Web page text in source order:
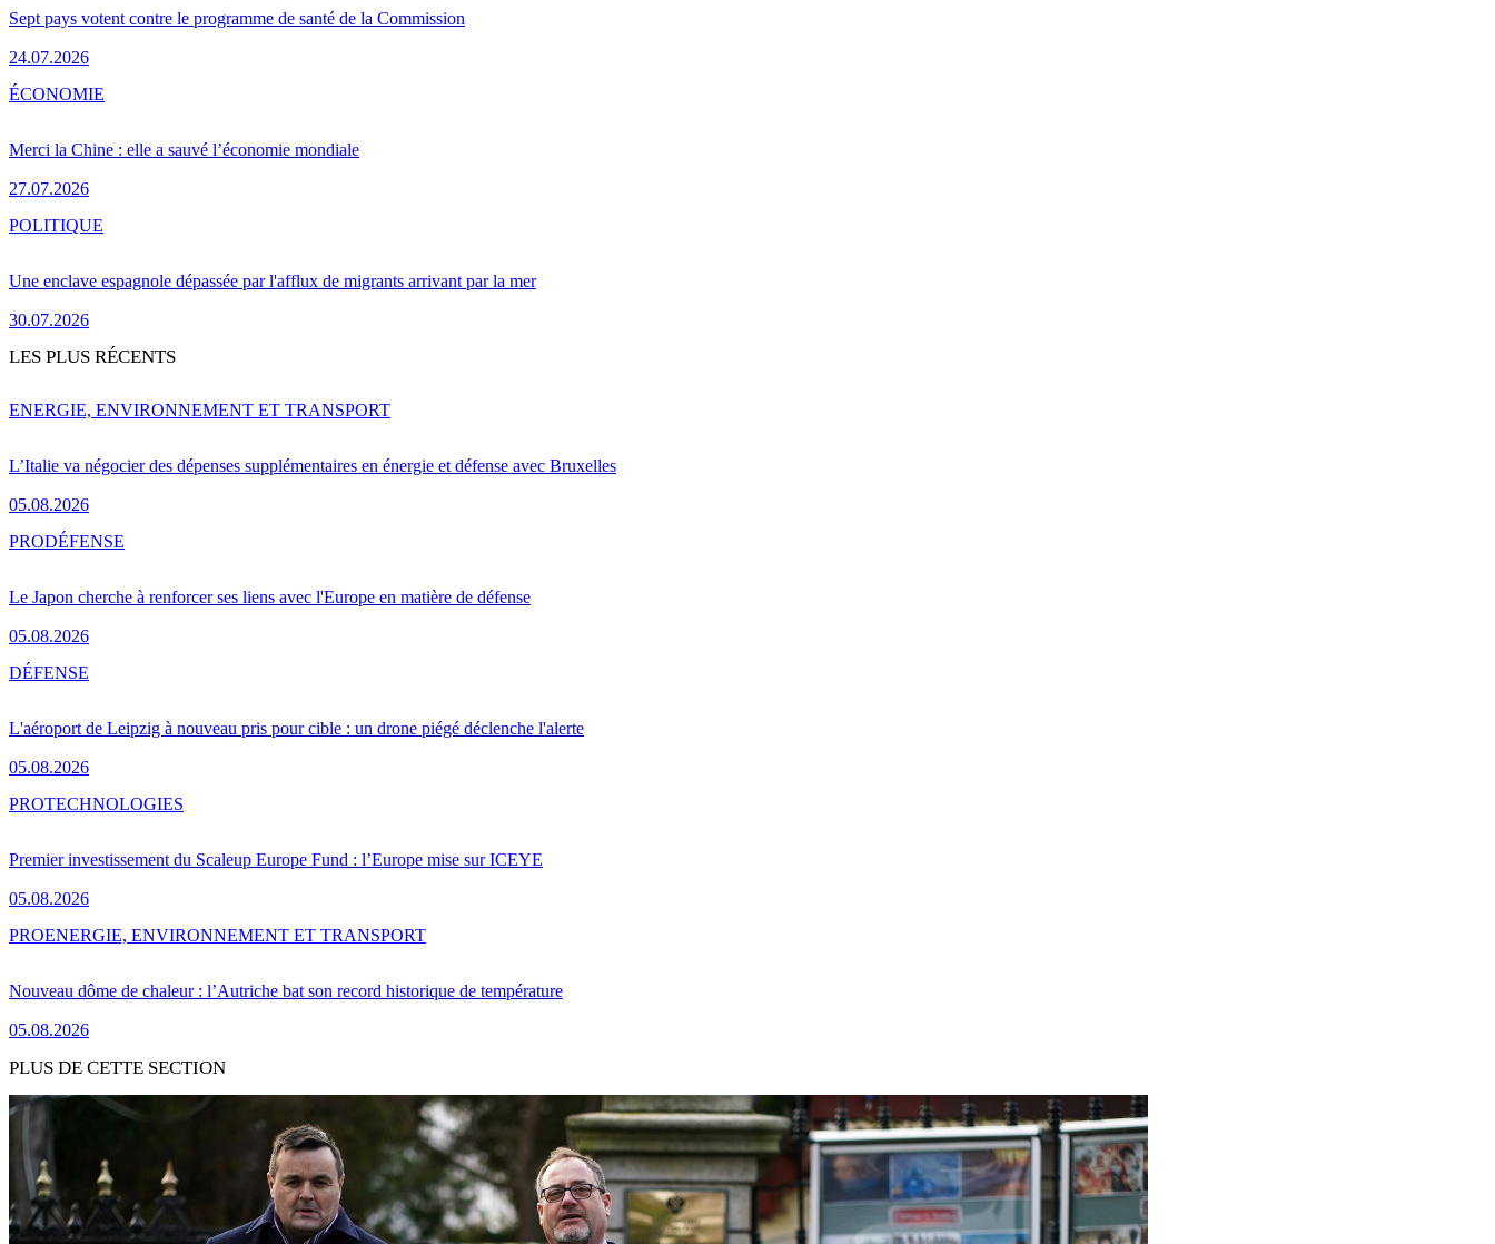
Sept pays votent contre le programme de santé de la Commission
24.07.2026
Merci la Chine : elle a sauvé l’économie mondiale
27.07.2026
ÉCONOMIE
Une enclave espagnole dépassée par l'afflux de migrants arrivant par la mer
30.07.2026
POLITIQUE
LES PLUS RÉCENTS
L’Italie va négocier des dépenses supplémentaires en énergie et défense avec Bruxelles
05.08.2026
ENERGIE, ENVIRONNEMENT ET TRANSPORT
Le Japon cherche à renforcer ses liens avec l'Europe en matière de défense
05.08.2026
PRODÉFENSE
L'aéroport de Leipzig à nouveau pris pour cible : un drone piégé déclenche l'alerte
05.08.2026
DÉFENSE
Premier investissement du Scaleup Europe Fund : l’Europe mise sur ICEYE
05.08.2026
PROTECHNOLOGIES
Nouveau dôme de chaleur : l’Autriche bat son record historique de température
05.08.2026
PROENERGIE, ENVIRONNEMENT ET TRANSPORT
PLUS DE CETTE SECTION